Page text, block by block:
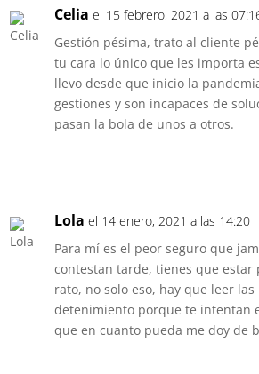
Celia el 15 febrero, 2021 a las
Gestión pésima, trato al cliente
tu cara lo único que les importa
llevo desde que inicio la
gestiones y son incapaces de
pasan la bola de unos a otros.
Lola el 14 enero, 2021 a las 14:20
Para mí es el peor seguro que
contestan tarde, tienes que estar
rato, no solo eso, hay que leer las
detenimiento porque te intentan
que en cuanto pueda me doy de